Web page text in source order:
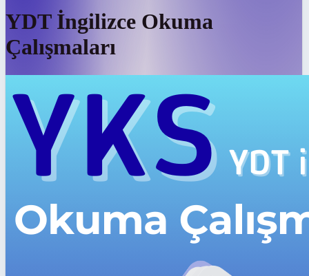
YDT İngilizce Okuma
Çalışmaları